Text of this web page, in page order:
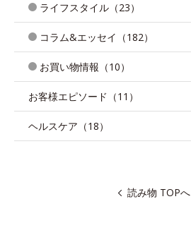
ライフスタイル（23）
コラム&エッセイ（182）
お買い物情報（10）
お客様エピソード（11）
ヘルスケア（18）
読み物 TOPへ